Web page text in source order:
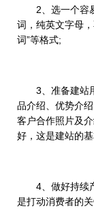
2、选一个容易
词，纯英文字母
词”等格式;
3、准备建站用
品介绍、优势介
客户合作照片及
好，这是建站的基
4、做好持续产
是打动消费者的